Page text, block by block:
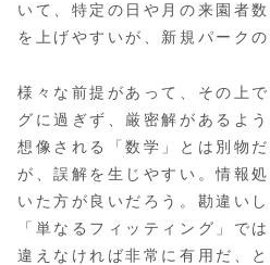
いて、特定の日や月の来園者
を上げやすいが、新規パーク
様々な前提があって、その上
グに過ぎず、厳密解があるよ
想像される「数学」とは別物
が、誤解を生じやすい。情報
いた方が良いだろう。勘違い
「単なるフィッティング」で
違えなければ非常に有用だ、